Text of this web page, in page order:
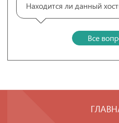
Находится ли данный
Все